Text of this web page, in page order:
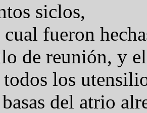
siclos,
fueron
de reunión, y
los
del atrio